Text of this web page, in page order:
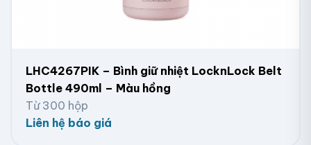
LHC4267PIK – Bình giữ nhiệt LocknLock Belt
Bottle 490ml – Màu hồng
Từ 300 hộp
Liên hệ báo giá